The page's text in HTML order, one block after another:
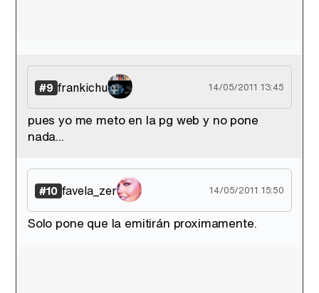
#9 frankichu 14/05/2011 13:45
pues yo me meto en la pg web y no pone
nada...
#10 favela_zer 14/05/2011 15:50
Solo pone que la emitirán proximamente.